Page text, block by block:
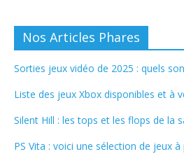
Nos Articles Phares
Sorties jeux vidéo de 2025 : quels
Liste des jeux Xbox disponibles et à
Silent Hill : les tops et les flops de la
PS Vita : voici une sélection de jeux